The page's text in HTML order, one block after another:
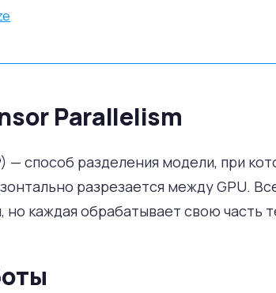
Parallelism
— способ разделения модели, при
разрезается между GPU.
каждая обрабатывает свою часть